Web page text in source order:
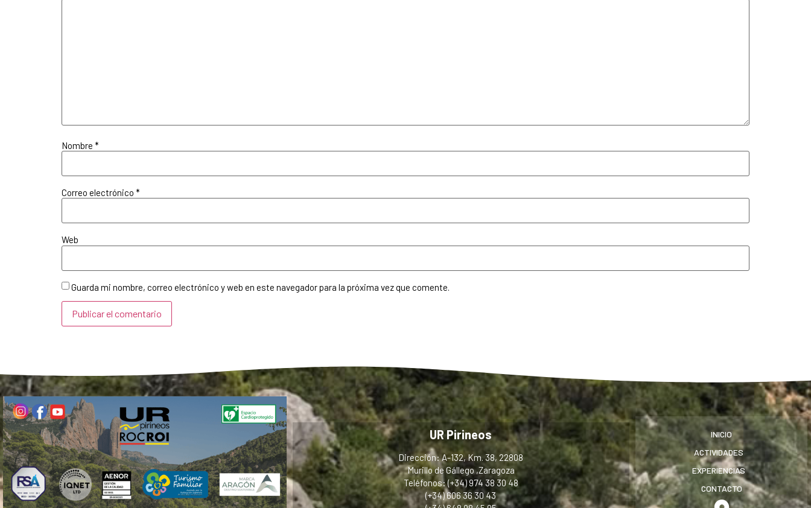
Nombre *
Correo electrónico *
Web
Guarda mi nombre, correo electrónico y web en este navegador para la próxima vez que comente.
UR Pirineos
Dirección: A-132, Km. 38, 22808
Murillo de Gállego ,Zaragoza
Teléfonos: (+34) 974 38 30 48
(+34) 606 36 30 43
INICIO
ACTIVIDADES
EXPERIENCIAS
CONTACTO